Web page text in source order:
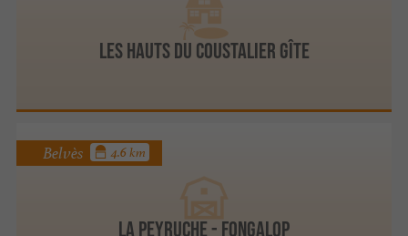
Les Hauts du Coustalier Gîte
LA PEYRUCHE - FONGALOP
Belvès 4.6 km